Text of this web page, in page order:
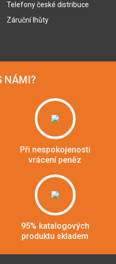
Telefony české distribuce
Záruční lhůty
NÁMI?
Při nespokojenosti
vrácení peněz
95% katalogových
produktu skladem